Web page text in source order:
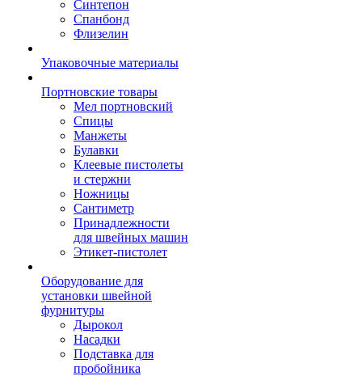
Синтепон
Спанбонд
Флизелин
Упаковочные материалы
Портновские товары
Мел портновский
Спицы
Манжеты
Булавки
Клеевые пистолеты
и стержни
Ножницы
Сантиметр
Принадлежности
для швейных машин
Этикет-пистолет
Оборудование для
установки швейной
фурнитуры
Дырокол
Насадки
Подставка для
пробойника